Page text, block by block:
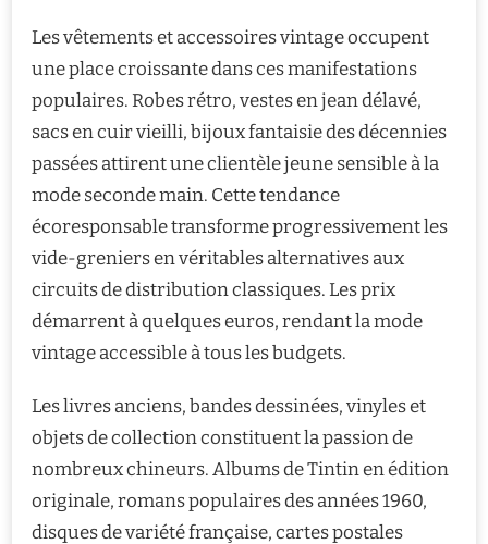
Les vêtements et accessoires vintage occupent
une place croissante dans ces manifestations
populaires. Robes rétro, vestes en jean délavé,
sacs en cuir vieilli, bijoux fantaisie des décennies
passées attirent une clientèle jeune sensible à la
mode seconde main. Cette tendance
écoresponsable transforme progressivement les
vide-greniers en véritables alternatives aux
circuits de distribution classiques. Les prix
démarrent à quelques euros, rendant la mode
vintage accessible à tous les budgets.
Les livres anciens, bandes dessinées, vinyles et
objets de collection constituent la passion de
nombreux chineurs. Albums de Tintin en édition
originale, romans populaires des années 1960,
disques de variété française, cartes postales